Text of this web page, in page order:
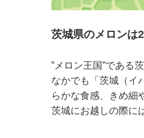
茨城県のメロンは
”メロン王国”である
なかでも「茨城（イ
らかな食感、きめ細
茨城にお越しの際に